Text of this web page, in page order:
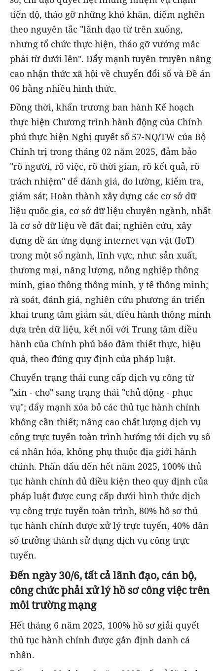
tiến độ, tháo gỡ những khó khăn, điểm nghẽn
theo nguyên tắc "lãnh đạo từ trên xuống,
nhưng tổ chức thực hiện, tháo gỡ vướng mắc
phải từ dưới lên". Đẩy mạnh tuyên truyền nâng
cao nhận thức xã hội về chuyển đổi số và Đề án
06 bằng nhiều hình thức.
Đồng thời, khẩn trương ban hành Kế hoạch
thực hiện Chương trình hành động của Chính
phủ thực hiện Nghị quyết số 57-NQ/TW của Bộ
Chính trị trong tháng 02 năm 2025, đảm bảo
"rõ người, rõ việc, rõ thời gian, rõ kết quả, rõ
trách nhiệm" để đánh giá, đo lường, kiểm tra,
giám sát; Hoàn thành xây dựng các cơ sở dữ
liệu quốc gia, cơ sở dữ liệu chuyên ngành, nhất
là cơ sở dữ liệu về đất đai; nghiên cứu, xây
dựng đề án ứng dụng internet vạn vật (IoT)
trong một số ngành, lĩnh vực, như: sản xuất,
thương mại, năng lượng, nông nghiệp thông
minh, giao thông thông minh, y tế thông minh;
rà soát, đánh giá, nghiên cứu phương án triển
khai trung tâm giám sát, điều hành thông minh
dựa trên dữ liệu, kết nối với Trung tâm điều
hành của Chính phủ bảo đảm thiết thực, hiệu
quả, theo đúng quy định của pháp luật.
Chuyển trạng thái cung cấp dịch vụ công từ
"xin - cho" sang trạng thái "chủ động - phục
vụ"; đẩy mạnh xóa bỏ các thủ tục hành chính
không cần thiết; nâng cao chất lượng dịch vụ
công trực tuyến toàn trình hướng tới dịch vụ số
cá nhân hóa, không phụ thuộc địa giới hành
chính. Phấn đấu đến hết năm 2025, 100% thủ
tục hành chính đủ điều kiện theo quy định của
pháp luật được cung cấp dưới hình thức dịch
vụ công trực tuyến toàn trình, 80% hồ sơ thủ
tục hành chính được xử lý trực tuyến, 40% dân
số trưởng thành sử dụng dịch vụ công trực
tuyến.
Đến ngày 30/6, tất cả lãnh đạo, cán bộ,
công chức phải xử lý hồ sơ công việc trên
môi trường mạng
Hết tháng 6 năm 2025, 100% hồ sơ giải quyết
thủ tục hành chính được gắn định danh cá
nhân.